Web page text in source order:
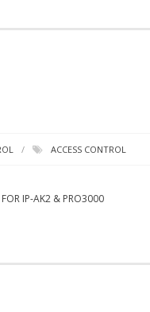
ACCESS CONTROL
IP-AK2 & PRO3000